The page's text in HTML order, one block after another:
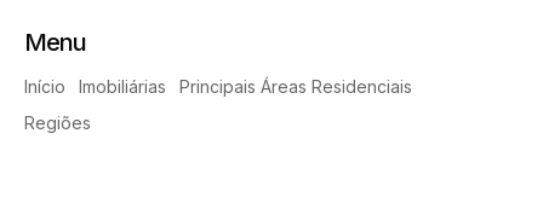
Menu
Início Imobiliárias
Principais Áreas Residenciais
Regiões